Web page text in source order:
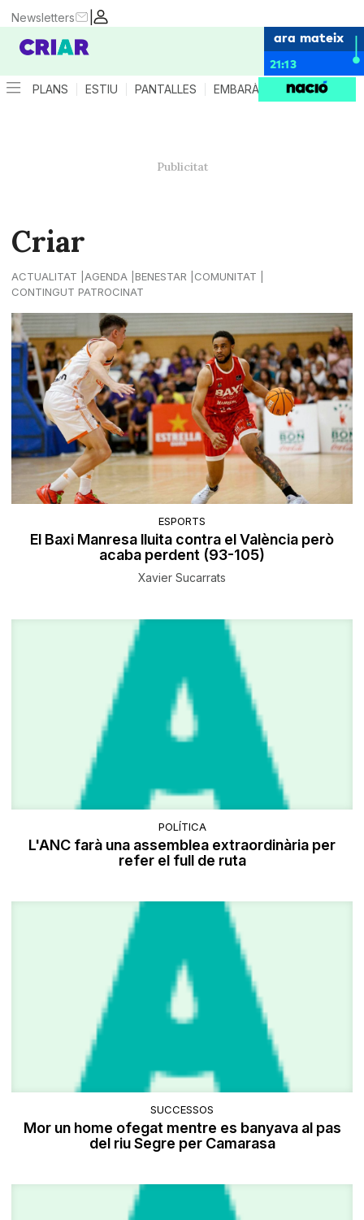
|
Newsletters
ara mateix
21:13
PLANS ESTIU PANTALLES EMBARÀS CRIANÇA
Criar
ACTUALITAT AGENDA BENESTAR
COMUNITAT
CONTINGUT PATROCINAT
ESPORTS
El Baxi Manresa lluita contra el València però
acaba perdent (93-105)
Xavier Sucarrats
POLÍTICA
L'ANC farà una assemblea extraordinària per
refer el full de ruta
SUCCESSOS
Mor un home ofegat mentre es banyava al pas
del riu Segre per Camarasa